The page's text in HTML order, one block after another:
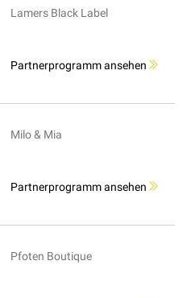
Lamers Black Label
Partnerprogramm ansehen
Milo & Mia
Partnerprogramm ansehen
Pfoten Boutique